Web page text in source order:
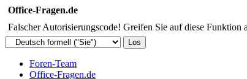
Office-Fragen.de
Falscher Autorisierungscode! Greifen Sie auf diese Funktion
Foren-Team
Office-Fragen.de